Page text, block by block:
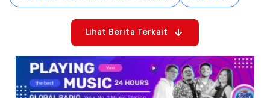
Lihat Berita Terkait